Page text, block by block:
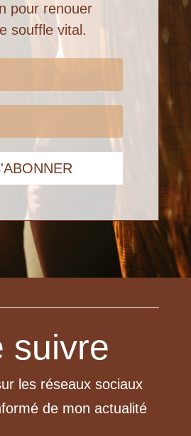
pour renouer
souffle vital.
suivre
les réseaux sociaux
de mon actualité